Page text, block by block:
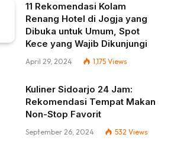
11 Rekomendasi Kolam
Renang Hotel di Jogja yang
Dibuka untuk Umum, Spot
Kece yang Wajib Dikunjungi
April 29, 2024 1,175 Views
Kuliner Sidoarjo 24 Jam:
Rekomendasi Tempat Makan
Non-Stop Favorit
September 26, 2024 532 Views